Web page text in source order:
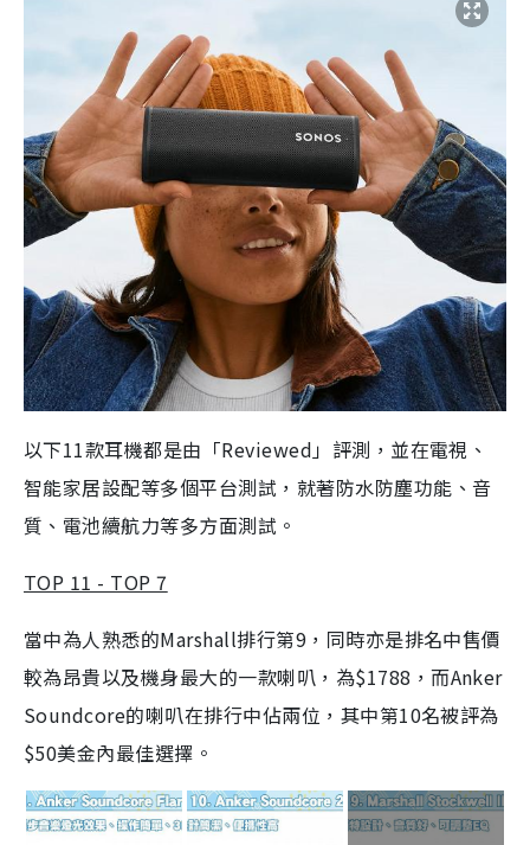
以下11款耳機都是由「Reviewed」評測，並在電視、
智能家居設配等多個平台測試，就著防水防塵功能、音
質、電池續航力等多方面測試。
TOP 11 - TOP 7
當中為人熟悉的Marshall排行第9，同時亦是排名中售價
較為昂貴以及機身最大的一款喇叭，為$1788，而Anker
Soundcore的喇叭在排行中佔兩位，其中第10名被評為
$50美金內最佳選擇。